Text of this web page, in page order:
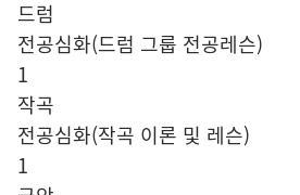
드럼
전공심화(드럼 그룹 전공레슨)
1
작곡
전공심화(작곡 이론 및 레슨)
1